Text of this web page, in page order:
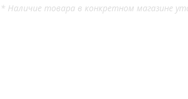
* Наличие товара в конкретном магазине